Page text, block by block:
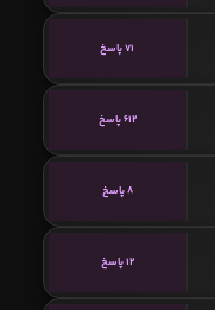
71 پاسخ
612 پاسخ
8 پاسخ
12 پاسخ